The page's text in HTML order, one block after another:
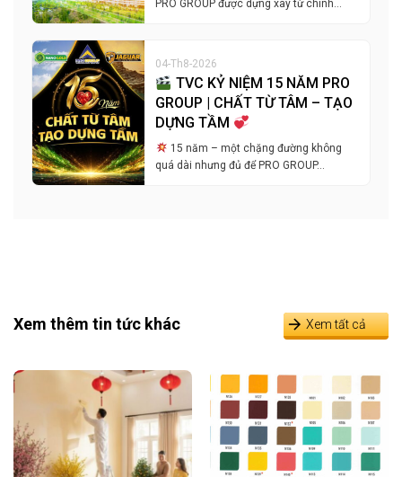
PRO GROUP được dựng xây từ chính…
04-Th8-2026
TVC KỶ NIỆM 15 NĂM PRO
GROUP | CHẤT TỪ TÂM – TẠO
DỰNG TẦM
15 năm – một chặng đường không
quá dài nhưng đủ để PRO GROUP…
Xem thêm tin tức khác Xem tất cả